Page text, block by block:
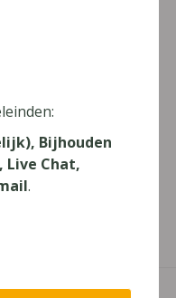
Bijhouden
Chat,
.